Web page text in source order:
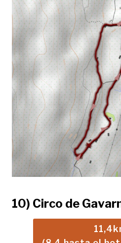
10) Circo de